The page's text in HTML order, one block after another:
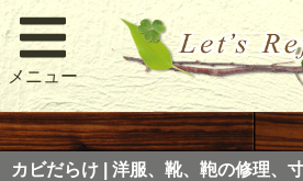
メニュー
カビだらけ | 洋服、靴、鞄の修理、